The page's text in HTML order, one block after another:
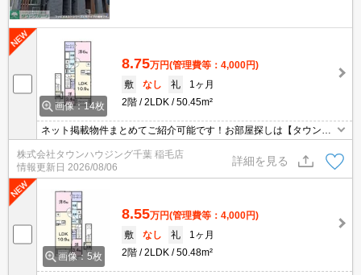
画像：14枚
8.75万円(管理費等：4,000円)
敷
なし 礼
1ヶ月
2階
2LDK 50.45m²
ネット掲載物件まとめてご紹介可能です！お部屋探しは【タウンハ
ウジング】にお任せください！※オンライン内見・現地待ち合わせ
は事前にご相談ください。
株式会社タウンハウジング千葉 稲毛店
情報更新日 2026/08/06
詳細を見る
画像：5枚
8.55万円(管理費等：4,000円)
敷
なし 礼
1ヶ月
2階
2LDK 50.48m²